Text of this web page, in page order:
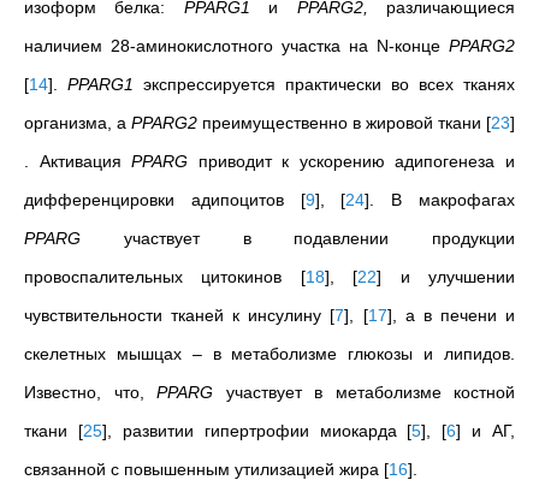
изоформ белка: PPARG1 и PPARG2,
различающиеся
наличием 28-аминокислотного участка на N-конце PPARG2
[14] PPARG1
экспрессируется практически во всех тканях
организма, а PPARG2 преимущественно в жировой ткани [23]
. АктивацияPPARG приводит к ускорению адипогенеза и
дифференцировки адипоцитов [9] [24] . В макрофагах
PPARG участвует в подавлении продукции
провоспалительных цитокинов [18] [22] и улучшении
чувствительности тканей к инсулину [7] [17] , а в печени и
скелетных мышцах – в метаболизме глюкозы и липидов.
Известно, что, PPARG участвует в метаболизме костной
ткани [25] , развитии гипертрофии миокарда [5] [6] и АГ,
связанной с повышенным утилизацией жира [16]